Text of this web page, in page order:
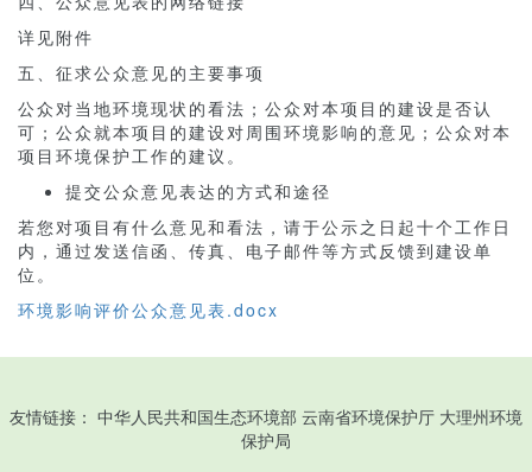
详见附件
五、征求公众意见的主要事项
公众对当地环境现状的看法；公众对本项目的建设是否认
可；公众就本项目的建设对周围环境影响的意见；公众对本
项目环境保护工作的建议。
提交公众意见表达的方式和途径
若您对项目有什么意见和看法，请于公示之日起十个工作日
内，通过发送信函、传真、电子邮件等方式反馈到建设单
位。
环境影响评价公众意见表.docx
友情链接： 中华人民共和国生态环境部 云南省环境保护厅 大理州环境
保护局